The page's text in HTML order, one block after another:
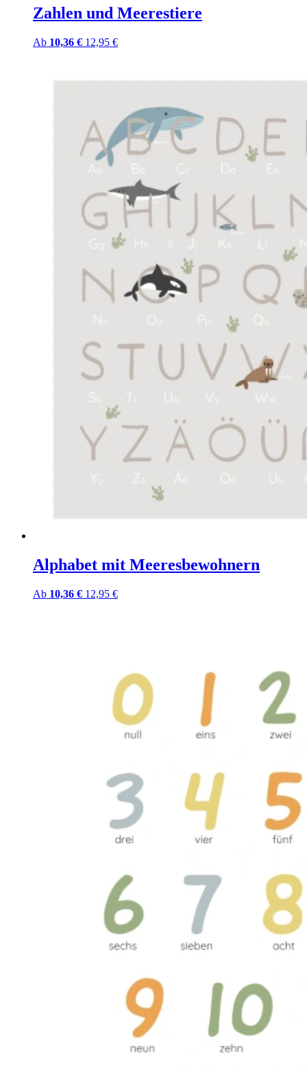
Zahlen und Meerestiere
Ab 10,36 € 12,95 €
Alphabet mit Meeresbewohnern
Ab 10,36 € 12,95 €